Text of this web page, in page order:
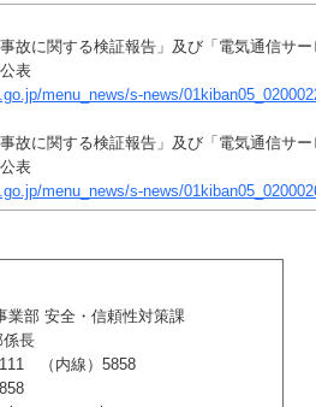
故に関する検証報告」及び「電気通信サ
表
menu_news/s-news/
故に関する検証報告」及び「電気通信サ
表
menu_news/s-news/
業部 安全・信頼性対策課
長
（内線）5858